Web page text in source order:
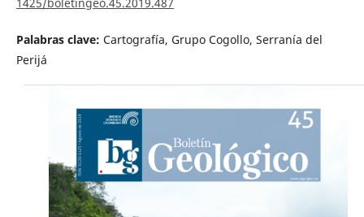
Palabras clave: Cartografía, Grupo Cogollo, Serranía del
Perijá